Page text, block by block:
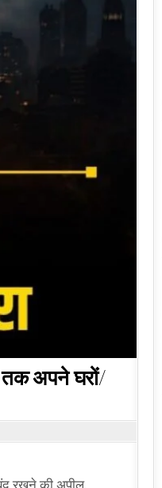
तक अपने घरों/
रखने की अपील,